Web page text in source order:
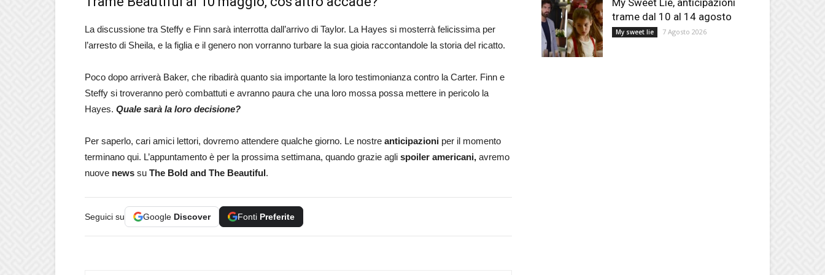
La discussione tra Steffy e Finn sarà interrotta dall’arrivo di Taylor. La Hayes si mosterrà felicissima per
l’arresto di Sheila, e la figlia e il genero non vorranno turbare la sua gioia raccontandole la storia del ricatto.
Poco dopo arriverà Baker, che ribadirà quanto sia importante la loro testimonianza contro la Carter. Finn e
Steffy si troveranno però combattuti e avranno paura che una loro mossa possa mettere in pericolo la
Hayes. Quale sarà la loro decisione?
Per saperlo, cari amici lettori, dovremo attendere qualche giorno. Le nostre anticipazioni per il momento
terminano qui. L’appuntamento è per la prossima settimana, quando grazie agli spoiler americani, avremo
nuove news su The Bold and The Beautiful.
Seguici su Google Discover Fonti Preferite
My Sweet Lie, anticipazioni
trame dal 10 al 14 agosto
My sweet lie 7 Agosto 2026